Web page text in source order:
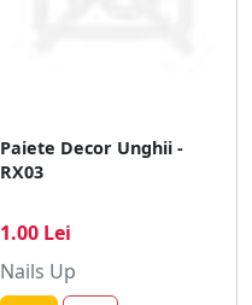
Paiete Decor Unghii -
RX03
1.00 Lei
Nails Up